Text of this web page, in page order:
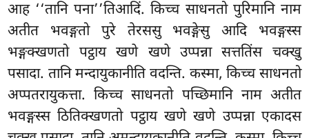
आह ‘‘तानि पना’’तिआदिं. किच्च साधनतो पुरिमानि नाम
अतीत भवङ्गतो पुरे तेरससु भवङ्गेसु आदि भवङ्गस्स
भङ्गक्खणतो पट्ठाय खणे खणे उप्पन्ना सत्ततिंस चक्खु
पसादा. तानि मन्दायुकानीति वदन्ति. कस्मा, किच्च साधनतो
अप्पतरायुकत्ता. किच्च साधनतो पच्छिमानि नाम अतीत
भवङ्गस्स ठितिक्खणतो पट्ठाय खणे खणे उप्पन्ना एकादस